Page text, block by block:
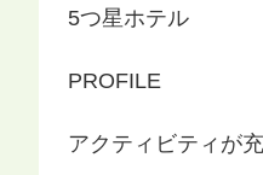
5つ星ホテル
PROFILE
アクティビティが